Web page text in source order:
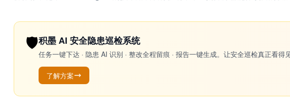
🛡️积墨 AI 安全隐患巡检系统
任务一键下达 · 隐患 AI 识别 · 整改全程留痕 · 报告一键生成。让安全巡检真正看得
了解方案